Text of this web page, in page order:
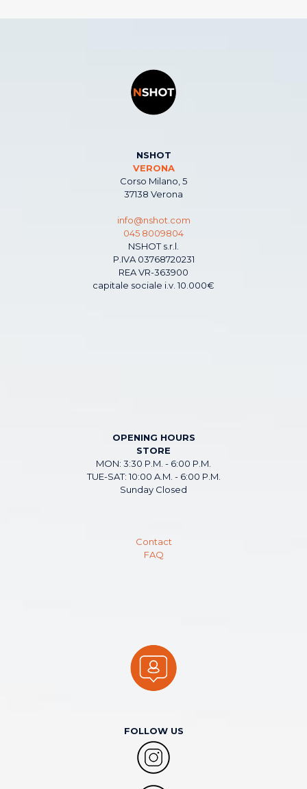
NSHOT
VERONA
Corso Milano, 5
37138 Verona
info@nshot.com
045 8009804
NSHOT s.r.l.
P.IVA 03768720231
REA VR-363900
capitale sociale i.v. 10.000€
OPENING HOURS
STORE
MON: 3:30 P.M. - 6:00 P.M.
TUE-SAT: 10:00 A.M. - 6:00 P.M.
Sunday Closed
Contact
FAQ
FOLLOW US